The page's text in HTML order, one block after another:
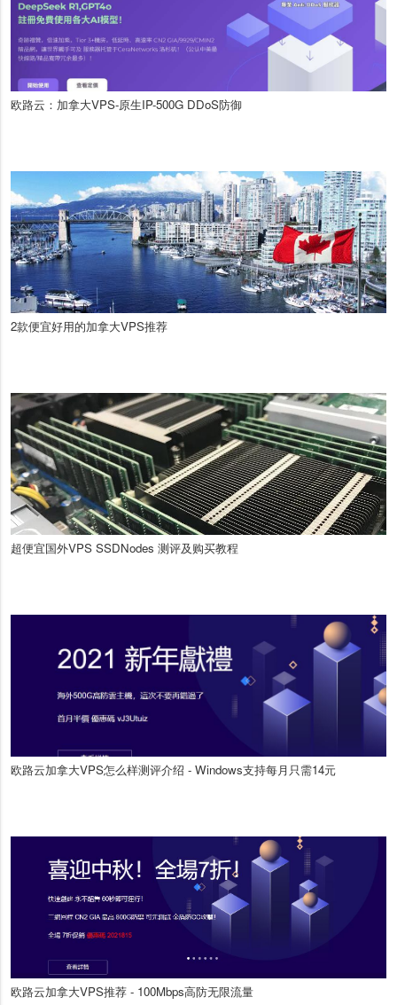
欧路云：加拿大VPS-原生IP-500G DDoS防御
2款便宜好用的加拿大VPS推荐
超便宜国外VPS SSDNodes 测评及购买教程
欧路云加拿大VPS怎么样测评介绍 - Windows支持每月只需14元
欧路云加拿大VPS推荐 - 100Mbps高防无限流量